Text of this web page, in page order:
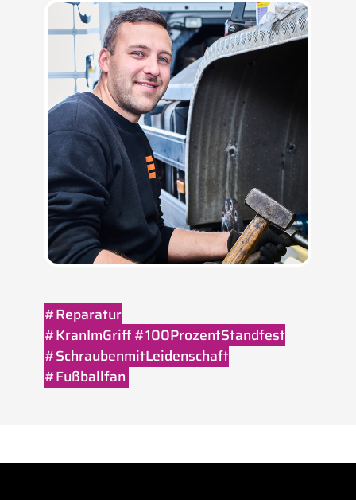
#Reparatur
#KranImGriff #100ProzentStandfest
#SchraubenmitLeidenschaft
#Fußballfan